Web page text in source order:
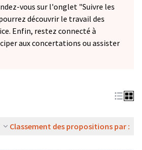
vous sur l'onglet "Suivre les
découvrir le travail des
Enfin, restez connecté à
aux concertations ou assister
Classement des propositions par :